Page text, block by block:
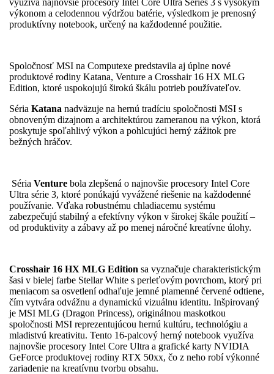
výkonom a celodennou výdržou batérie, výsledkom je prenosný
produktívny notebook, určený na každodenné použitie.
Spoločnosť MSI na Computexe predstavila aj úplne nové
produktové rodiny Katana, Venture a Crosshair 16 HX MLG
Edition, ktoré uspokojujú širokú škálu potrieb používateľov.
Séria Katana nadväzuje na hernú tradíciu spoločnosti MSI s
obnoveným dizajnom a architektúrou zameranou na výkon, ktorá
poskytuje spoľahlivý výkon a pohlcujúci herný zážitok pre
bežných hráčov.
Séria Venture bola zlepšená o najnovšie procesory Intel Core
Ultra série 3, ktoré ponúkajú vyvážené riešenie na každodenné
používanie. Vďaka robustnému chladiacemu systému
zabezpečujú stabilný a efektívny výkon v širokej škále použití –
od produktivity a zábavy až po menej náročné kreatívne úlohy.
Crosshair 16 HX MLG Edition sa vyznačuje charakteristickým
šasi v bielej farbe Stellar White s perleťovým povrchom, ktorý pri
meniacom sa osvetlení odhaľuje jemné plamenné červené odtiene,
čím vytvára odvážnu a dynamickú vizuálnu identitu. Inšpirovaný
je MSI MLG (Dragon Princess), originálnou maskotkou
spoločnosti MSI reprezentujúcou hernú kultúru, technológiu a
mladistvú kreativitu. Tento 16-palcový herný notebook využíva
najnovšie procesory Intel Core Ultra a grafické karty NVIDIA
GeForce produktovej rodiny RTX 50xx, čo z neho robí výkonné
zariadenie na kreatívnu tvorbu obsahu.